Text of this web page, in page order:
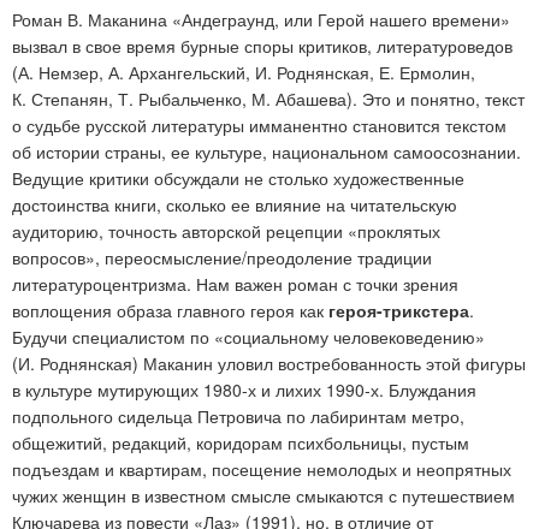
Роман В. Маканина «Андеграунд, или Герой нашего времени»
вызвал в свое время бурные споры критиков, литературоведов
(А. Немзер, А. Архангельский, И. Роднянская, Е. Ермолин,
К. Степанян, Т. Рыбальченко, М. Абашева). Это и понятно, текст
о судьбе русской литературы имманентно становится текстом
об истории страны, ее культуре, национальном самоосознании.
Ведущие критики обсуждали не столько художественные
достоинства книги, сколько ее влияние на читательскую
аудиторию, точность авторской рецепции «проклятых
вопросов», переосмысление/преодоление традиции
литературоцентризма. Нам важен роман с точки зрения
воплощения образа главного героя как героя-трикстера.
Будучи специалистом по «социальному человековедению»
(И. Роднянская) Маканин уловил востребованность этой фигуры
в культуре мутирующих 1980-х и лихих 1990-х. Блуждания
подпольного сидельца Петровича по лабиринтам метро,
общежитий, редакций, коридорам психбольницы, пустым
подъездам и квартирам, посещение немолодых и неопрятных
чужих женщин в известном смысле смыкаются с путешествием
Ключарева из повести «Лаз» (1991), но, в отличие от